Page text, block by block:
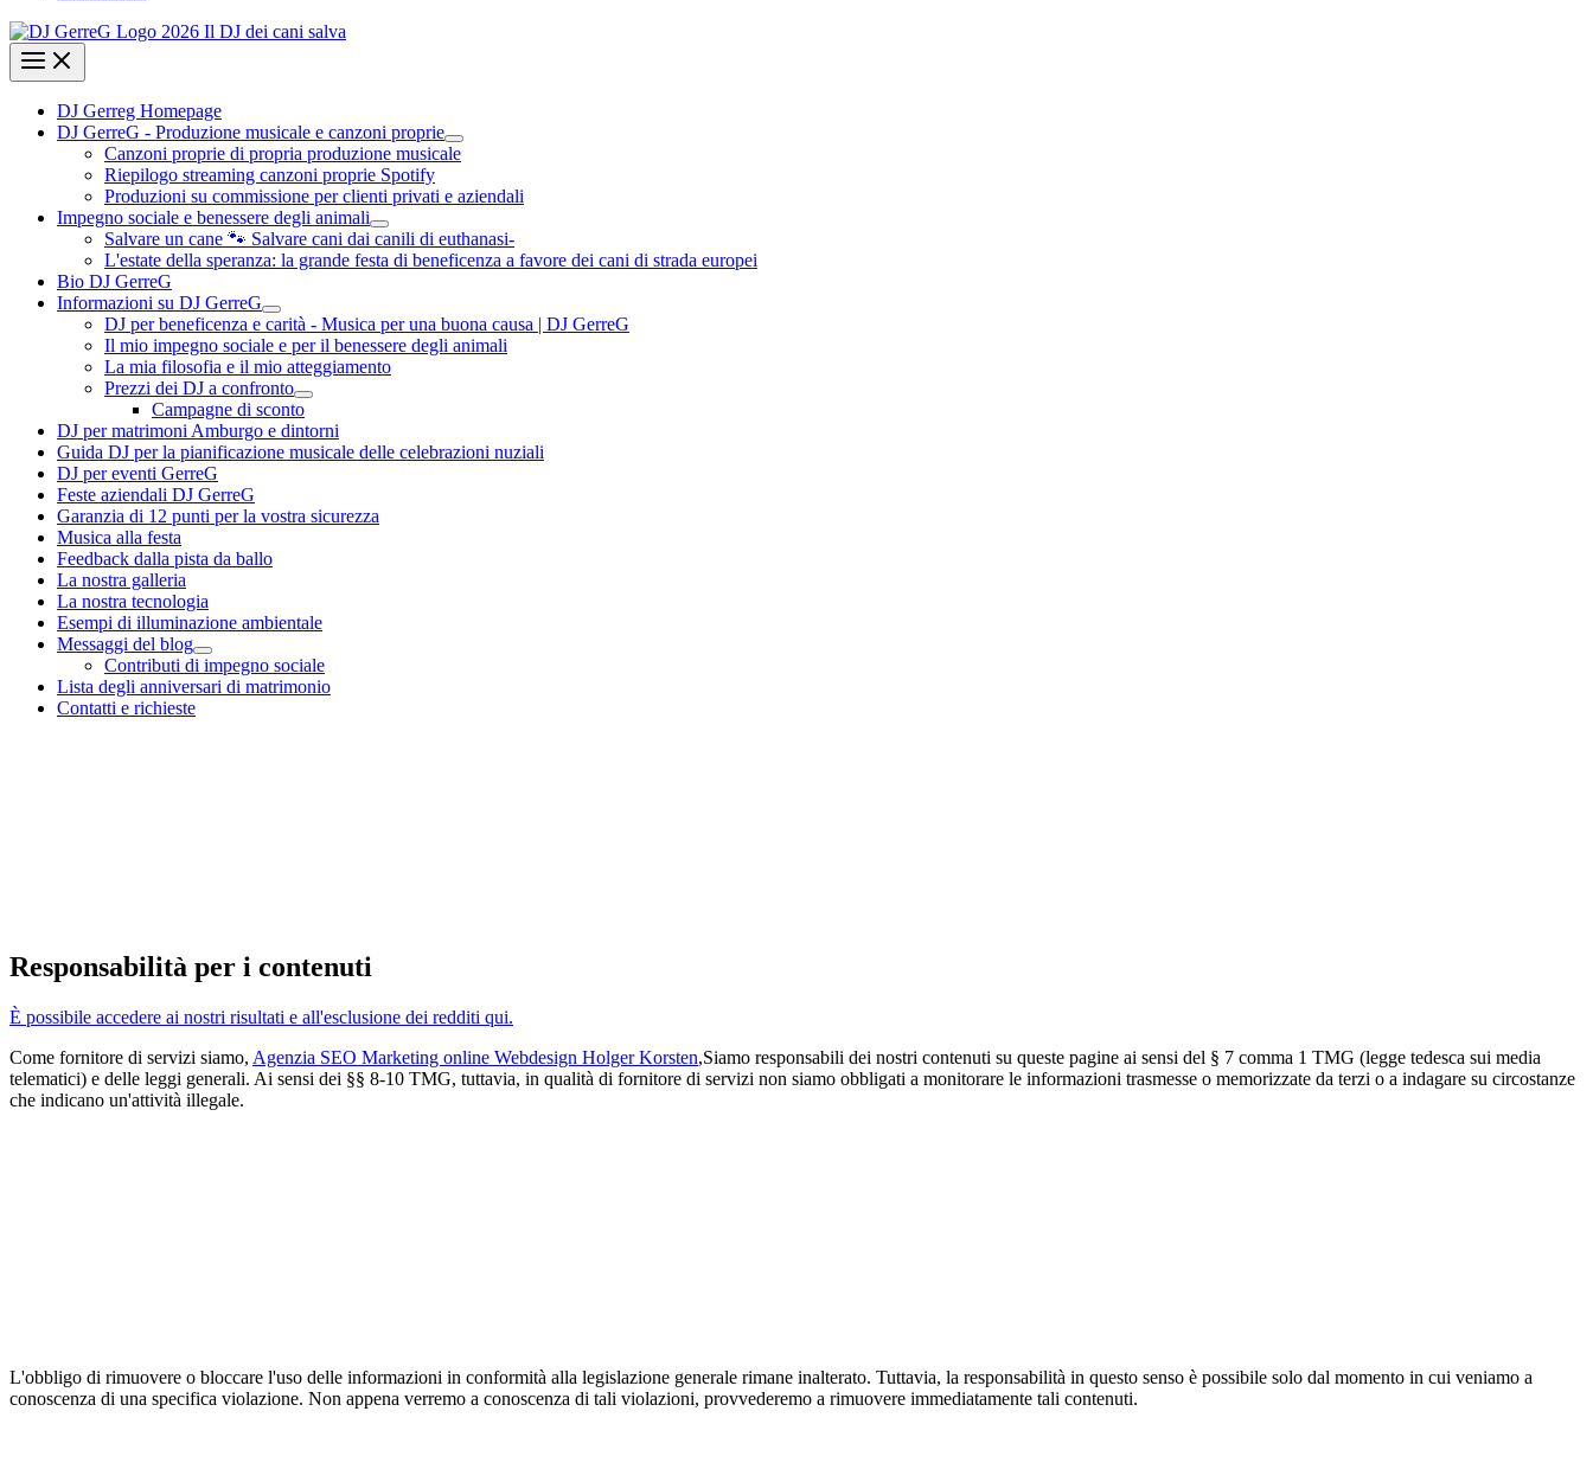
DJ Gerreg Homepage
DJ GerreG - Produzione musicale e canzoni proprie
Canzoni proprie di propria produzione musicale
Riepilogo streaming canzoni proprie Spotify
Produzioni su commissione per clienti privati e aziendali
Impegno sociale e benessere degli animali
Salvare un cane 🐾 Salvare cani dai canili di euthanasi-
L'estate della speranza: la grande festa di beneficenza a favore dei cani di strada europei
Bio DJ GerreG
Informazioni su DJ GerreG
DJ per beneficenza e carità - Musica per una buona causa | DJ GerreG
Il mio impegno sociale e per il benessere degli animali
La mia filosofia e il mio atteggiamento
Prezzi dei DJ a confronto
Campagne di sconto
DJ per matrimoni Amburgo e dintorni
Guida DJ per la pianificazione musicale delle celebrazioni nuziali
DJ per eventi GerreG
Feste aziendali DJ GerreG
Garanzia di 12 punti per la vostra sicurezza
Musica alla festa
Feedback dalla pista da ballo
La nostra galleria
La nostra tecnologia
Esempi di illuminazione ambientale
Messaggi del blog
Contributi di impegno sociale
Lista degli anniversari di matrimonio
Contatti e richieste
Responsabilità per i contenuti
È possibile accedere ai nostri risultati e all'esclusione dei redditi qui.
Come fornitore di servizi siamo, Agenzia SEO Marketing online Webdesign Holger Korsten,Siamo responsabili dei nostri contenuti su queste pagine ai sensi del § 7 comma 1 TMG (legge tedesca sui media
telematici) e delle leggi generali. Ai sensi dei §§ 8-10 TMG, tuttavia, in qualità di fornitore di servizi non siamo obbligati a monitorare le informazioni trasmesse o memorizzate da terzi o a indagare su circostanze
che indicano un'attività illegale.
L'obbligo di rimuovere o bloccare l'uso delle informazioni in conformità alla legislazione generale rimane inalterato. Tuttavia, la responsabilità in questo senso è possibile solo dal momento in cui veniamo a
conoscenza di una specifica violazione. Non appena verremo a conoscenza di tali violazioni, provvederemo a rimuovere immediatamente tali contenuti.